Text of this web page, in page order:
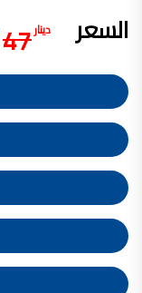
السعر دينار47